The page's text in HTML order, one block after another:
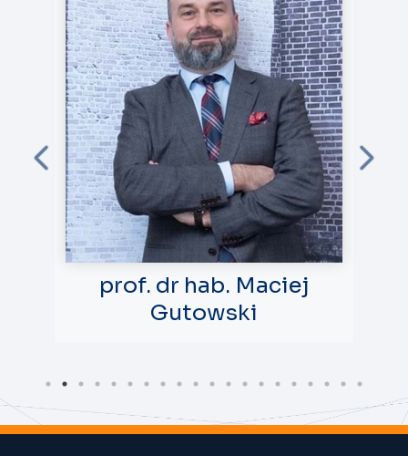
prof. dr hab. Maciej
Gutowski